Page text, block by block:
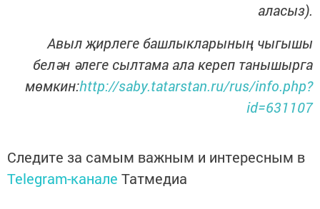
аласыз).
Авыл җирлеге башлыкларының чыгышы
белән әлеге сылтама ала кереп танышырга
мөмкин:http://saby.tatarstan.ru/rus/info.php?
id=631107
Следите за самым важным и интересным в
Telegram-канале Татмедиа